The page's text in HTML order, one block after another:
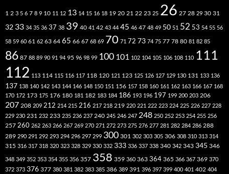
1 2 3 5 6 7 8 9 10 11 12 13 14 15 16 18 19 20 21 22 23 25 26 27 28 29 30 31
32 33 34 35 36 37 38 39 40 41 42 43 44 45 46 47 48 49 50 51 52 53 54 55 56
58 59 60 61 62 63 64 65 66 67 68 69 70 71 72 73 74 75 77 78 80 81 82 85
86 87 88 89 90 91 94 95 96 98 99 100 101 102 104 105 106 108 110 111
112 113 114 115 116 117 118 120 121 123 125 126 127 129 130 131 133 136
137 138 140 142 143 144 146 148 150 151 156 157 158 160 161 162 163 166 167 168
170 172 173 175 176 180 181 182 183 184 186 193 196 197 199 200 203 206
207 208 209 212 214 215 216 217 218 219 220 221 222 223 224 225 226 227 228
229 230 231 232 233 235 236 237 240 245 246 247 248 250 252 253 254 255 256
257 260 262 263 266 267 269 270 271 272 273 275 276 277 281 282 284 286 288
289 290 291 292 293 294 296 297 299 300 301 302 303 305 306 308 310 313 314
315 316 317 318 320 323 328 329 330 332 333 336 337 338 340 342 343 345 346
348 349 352 353 354 355 356 357 358 359 360 363 364 365 366 367 369 370
372 373 376 377 380 381 382 383 385 386 389 391 396 397 399 400 401 402 404